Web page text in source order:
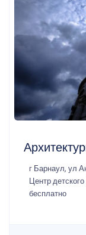
г Барнаул, ул
Центр
бесплатно